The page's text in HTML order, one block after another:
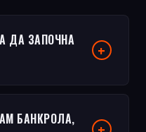
ДА ЗАПОЧНА
БАНКРОЛА,